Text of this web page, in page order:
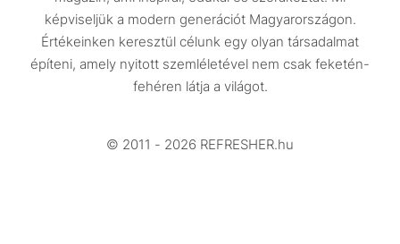
Életmód
Design
Beszélgetések
Videó
képviseljük a modern generációt Magyarországon.
Értékeinken keresztül célunk egy olyan társadalmat
építeni, amely nyitott szemléletével nem csak feketén-
fehéren látja a világot.
© 2011 - 2026 REFRESHER.hu